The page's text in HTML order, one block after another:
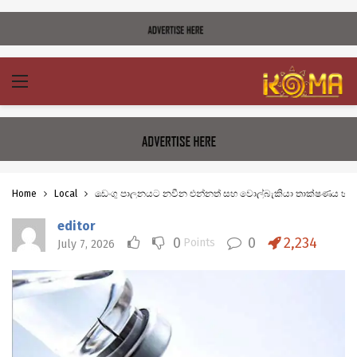
Home Local ඩෙංගු පාලනයට නවීන එන්නත් සහ වොල්බැකියා තාක්ෂණය
editor
July 7, 2026 0 Points 0 2,234